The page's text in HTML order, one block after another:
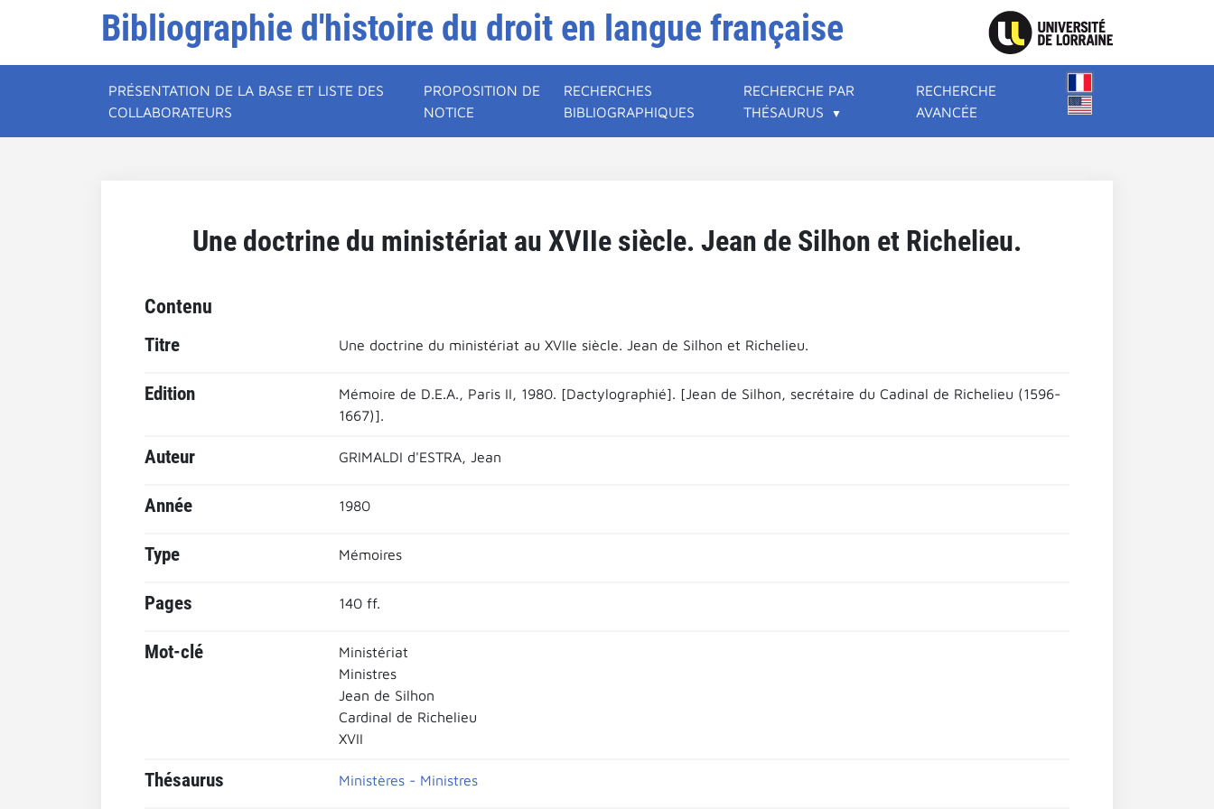
Bibliographie d'histoire du droit en langue française
PRÉSENTATION DE LA BASE ET LISTE DES
COLLABORATEURS
PROPOSITION DE
NOTICE
RECHERCHES
BIBLIOGRAPHIQUES
RECHERCHE PAR
THÉSAURUS
RECHERCHE
AVANCÉE
Une doctrine du ministériat au XVIIe siècle. Jean de Silhon et Richelieu.
Contenu
Titre Une doctrine du ministériat au XVIIe siècle. Jean de Silhon et Richelieu.
Edition
Mémoire de D.E.A., Paris II, 1980. [Dactylographié]. [Jean de Silhon, secrétaire du Cadinal de Richelieu (1596-
1667)].
Auteur GRIMALDI d'ESTRA, Jean
Année 1980
Type Mémoires
Pages 140 ff.
Mot-clé
Ministériat
Ministres
Jean de Silhon
Cardinal de Richelieu
XVII
Thésaurus Ministères - Ministres